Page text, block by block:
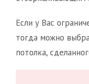
Если у Вас
тогда можно
потолка,